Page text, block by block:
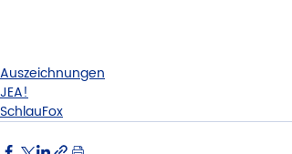
Auszeichnungen
JEA!
SchlauFox